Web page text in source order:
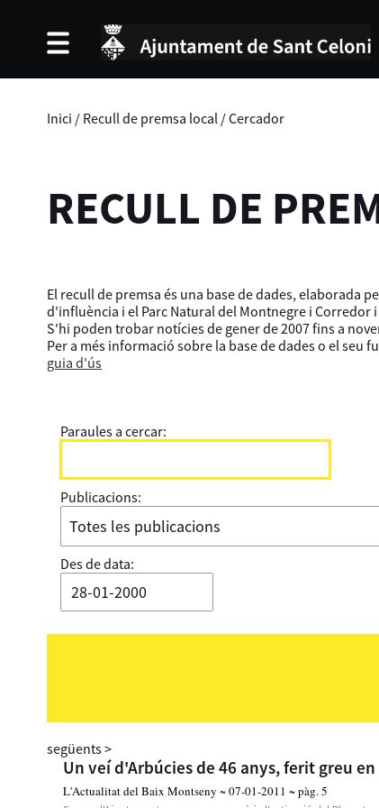
Inici / Recull de premsa local /Cercador
RECULL DE
El recull de premsa és una base de dades, elaborada
d'influència i el Parc Natural del Montnegre i Corredor
S'hi poden trobar notícies de gener de 2007 fins a
Per a més informació sobre la base de dades o el seu
guia d'ús
Paraules a cercar:
Publicacions:
Des de data:
següents>
Un veí d'Arbúcies de 46 anys, ferit greu
L'Actualitat del Baix Montseny ~ 07-01-2011 ~ pàg. 5